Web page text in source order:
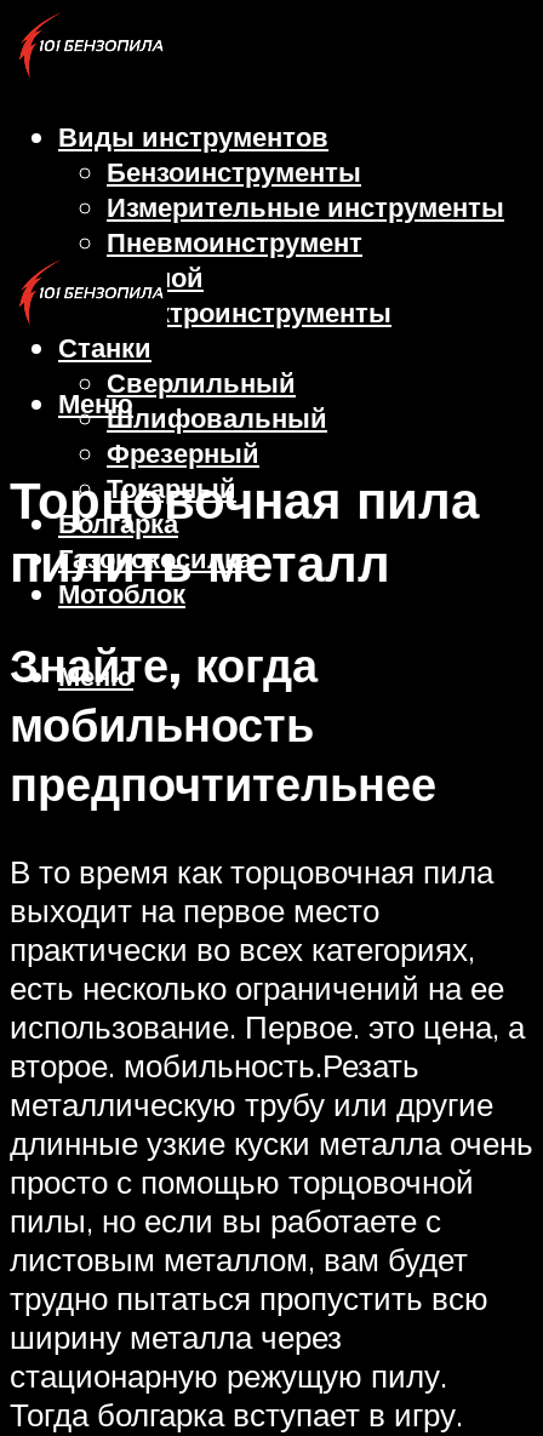
Виды инструментов
Бензоинструменты
Измерительные инструменты
Пневмоинструмент
Ручной
Электроинструменты
Станки
Сверлильный
Шлифовальный
Фрезерный
Токарный
Болгарка
Газонокосилка
Мотоблок
Меню
Меню
Торцовочная пила
пилить металл
Знайте, когда
мобильность
предпочтительнее
В то время как торцовочная пила
выходит на первое место
практически во всех категориях,
есть несколько ограничений на ее
использование. Первое. это цена, а
второе. мобильность.Резать
металлическую трубу или другие
длинные узкие куски металла очень
просто с помощью торцовочной
пилы, но если вы работаете с
листовым металлом, вам будет
трудно пытаться пропустить всю
ширину металла через
стационарную режущую пилу.
Тогда болгарка вступает в игру.